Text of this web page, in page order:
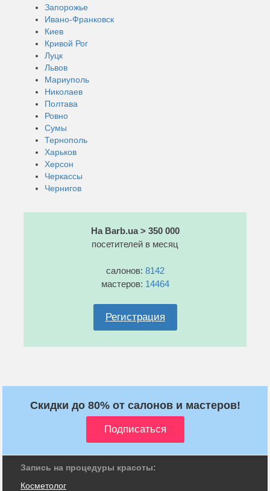
Запорожье
Ивано-Франковск
Киев
Кривой Рог
Луцк
Львов
Мариуполь
Николаев
Полтава
Ровно
Сумы
Тернополь
Харьков
Херсон
Черкассы
Чернигов
На Barb.ua > 350 000
посетителей в месяц
салонов: 8142
мастеров: 14464
Регистрация
Скидки до 80% от салонов и мастеров!
Запись на процедуры красоты:
Косметолог